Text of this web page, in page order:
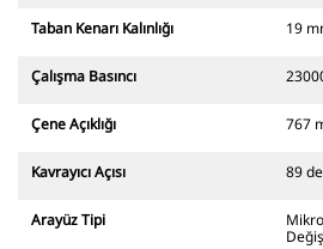
Taban Kenarı Kalınlığı 19
Çalışma Basıncı
Çene Açıklığı 767
Kavrayıcı Açısı 89
Arayüz Tipi